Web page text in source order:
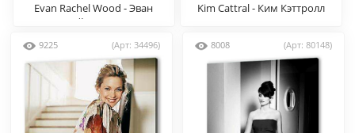
Evan Rachel Wood - Эван
Рэйчел Вуд
Kim Cattral - Ким Кэттролл
9225 (Арт: 34496) 8008 (Арт: 80148)